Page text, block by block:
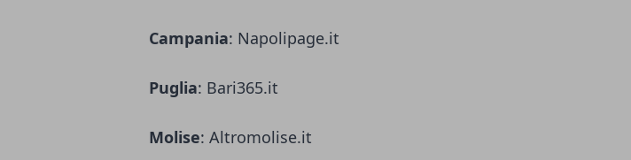
Campania: Napolipage.it
Puglia: Bari365.it
Molise: Altromolise.it